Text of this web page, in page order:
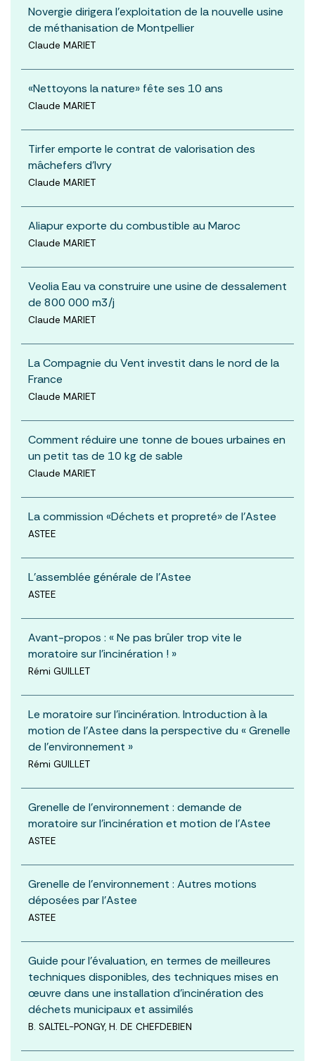
Novergie dirigera l’exploitation de la nouvelle usine
de méthanisation de Montpellier
Claude MARIET
«Nettoyons la nature» fête ses 10 ans
Claude MARIET
Tirfer emporte le contrat de valorisation des
mâchefers d’Ivry
Claude MARIET
Aliapur exporte du combustible au Maroc
Claude MARIET
Veolia Eau va construire une usine de dessalement
de 800 000 m3/j
Claude MARIET
La Compagnie du Vent investit dans le nord de la
France
Claude MARIET
Comment réduire une tonne de boues urbaines en
un petit tas de 10 kg de sable
Claude MARIET
La commission «Déchets et propreté» de l’Astee
ASTEE
L’assemblée générale de l’Astee
ASTEE
Avant-propos : « Ne pas brûler trop vite le
moratoire sur l’incinération ! »
Rémi GUILLET
Le moratoire sur l’incinération. Introduction à la
motion de l’Astee dans la perspective du « Grenelle
de l’environnement »
Rémi GUILLET
Grenelle de l’environnement : demande de
moratoire sur l’incinération et motion de l’Astee
ASTEE
Grenelle de l’environnement : Autres motions
déposées par l’Astee
ASTEE
Guide pour l’évaluation, en termes de meilleures
techniques disponibles, des techniques mises en
œuvre dans une installation d’incinération des
déchets municipaux et assimilés
B. SALTEL-PONGY, H. DE CHEFDEBIEN